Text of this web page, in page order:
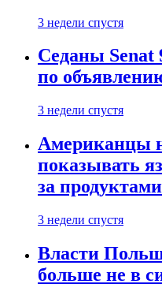
3 недели спустя
Седаны Senat
по
3 недели спустя
Американцы
показывать
за продуктами
3 недели спустя
Власти
больше не в